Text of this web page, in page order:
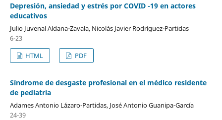
Depresión, ansiedad y estrés por COVID -19 en actores
educativos
Julio Juvenal Aldana-Zavala, Nicolás Javier Rodríguez-Partidas
6-23
HTML
PDF
Síndrome de desgaste profesional en el médico residente
de pediatría
Adames Antonio Lázaro-Partidas, José Antonio Guanipa-García
24-39